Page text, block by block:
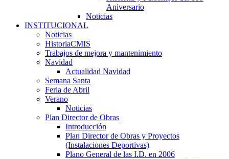
Aniversario
Noticias
INSTITUCIONAL
Noticias
HistoriaCMIS
Trabajos de mejora y mantenimiento
Navidad
Actualidad Navidad
Semana Santa
Feria de Abril
Verano
Noticias
Plan Director de Obras
Introducción
Plan Director de Obras y Proyectos
(Instalaciones Deportivas)
Plano General de las I.D. en 2006